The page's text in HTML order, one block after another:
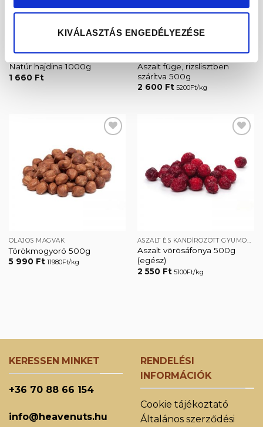
KIVÁLASZTÁS ENGEDÉLYEZÉSE
Natúr hajdina 1000g
1 660 Ft
Aszalt füge, rizslisztben
szárítva 500g
2 600 Ft5200Ft/kg
Kedvencekhez
OLAJOS MAGVAK
Törökmogyoró 500g
5 990 Ft11980Ft/kg
Kedvencekhez
ASZALT ÉS KANDÍROZOTT GYÜMÖLCSÖK
Aszalt vörösáfonya 500g
(egész)
2 550 Ft5100Ft/kg
KERESSEN MINKET
+36 70 88 66 154
info@heavenuts.hu
RENDELÉSI
INFORMÁCIÓK
Cookie tájékoztató
Általános szerződési